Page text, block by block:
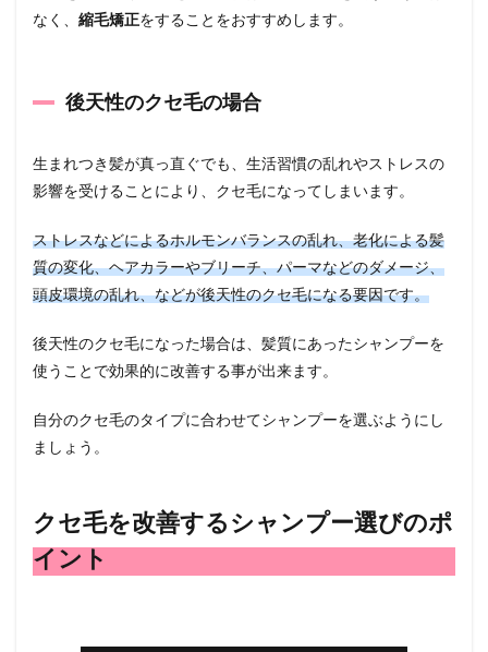
なく、 縮毛矯正をすることをおすすめします。
後天性のクセ毛の場合
生まれつき髪が真っ直ぐでも、生活習慣の乱れやストレスの
影響を受けることにより、クセ毛になってしまいます。
ストレスなどによるホルモンバランスの乱れ、老化による髪
質の変化、ヘアカラーやブリーチ、パーマなどのダメージ、
頭皮環境の乱れ、などが後天性のクセ毛になる要因です。
後天性のクセ毛になった場合は、髪質にあったシャンプーを
使うことで効果的に改善する事が出来ます。
自分のクセ毛のタイプに合わせてシャンプーを選ぶようにし
ましょう。
クセ毛を改善するシャンプー選びのポ
イント